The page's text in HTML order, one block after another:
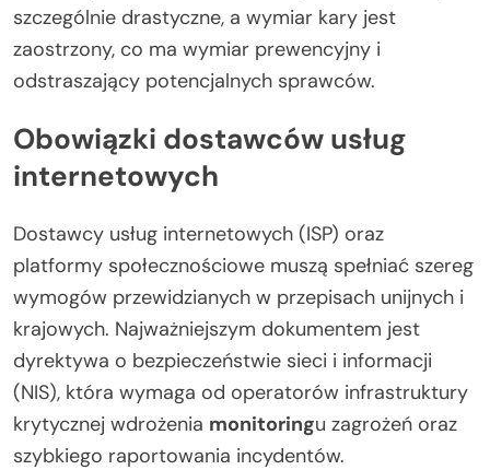
szczególnie drastyczne, a wymiar kary jest
zaostrzony, co ma wymiar prewencyjny i
odstraszający potencjalnych sprawców.
Obowiązki dostawców usług
internetowych
Dostawcy usług internetowych (ISP) oraz
platformy społecznościowe muszą spełniać szereg
wymogów przewidzianych w przepisach unijnych i
krajowych. Najważniejszym dokumentem jest
dyrektywa o bezpieczeństwie sieci i informacji
(NIS), która wymaga od operatorów infrastruktury
krytycznej wdrożenia monitoringu zagrożeń oraz
szybkiego raportowania incydentów.